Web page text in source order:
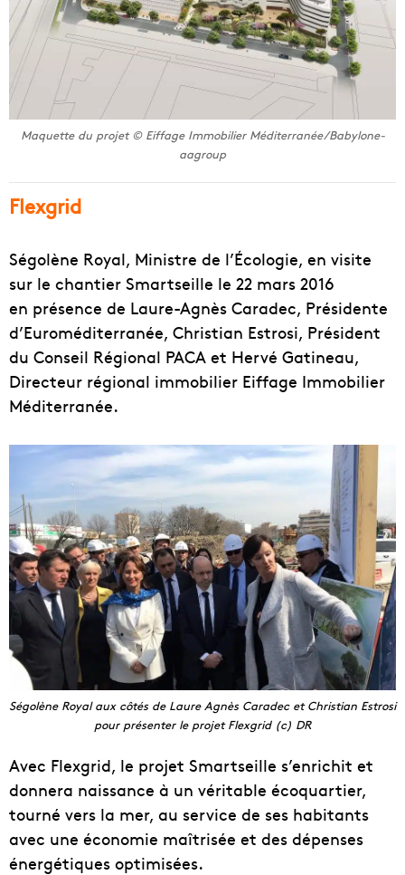
Maquette du projet © Eiffage Immobilier Méditerranée/Babylone-
aagroup
Flexgrid
Ségolène Royal, Ministre de l’Écologie, en visite
sur le chantier Smartseille le 22 mars 2016
en présence de Laure-Agnès Caradec, Présidente
d’Euroméditerranée, Christian Estrosi, Président
du Conseil Régional PACA et Hervé Gatineau,
Directeur régional immobilier Eiffage Immobilier
Méditerranée.
Ségolène Royal aux côtés de Laure Agnès Caradec et Christian Estrosi
pour présenter le projet Flexgrid (c) DR
Avec Flexgrid, le projet Smartseille s’enrichit et
donnera naissance à un véritable écoquartier,
tourné vers la mer, au service de ses habitants
avec une économie maîtrisée et des dépenses
énergétiques optimisées.